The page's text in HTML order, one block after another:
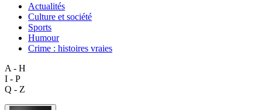
Actualités
Culture et société
Sports
Humour
Crime : histoires vraies
A - H
I - P
Q - Z